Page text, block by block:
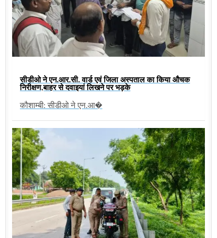
सीडीओ ने एन.आर.सी. वार्ड एवं जिला अस्पताल का किया औचक
निरीक्षण,बाहर से दवाइयां लिखने पर भड़के
कौशाम्बी: सीडीओ ने एन.आ�